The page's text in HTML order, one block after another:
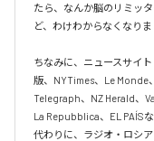
たら、なんか脳のリミッ
ど、わけわからなくなり
ちなみに、ニュースサイ
版、NYTimes、Le
Telegraph、NZ Herald、
La Repubblica、EL PAÍS
代わりに、ラジオ・ロシ